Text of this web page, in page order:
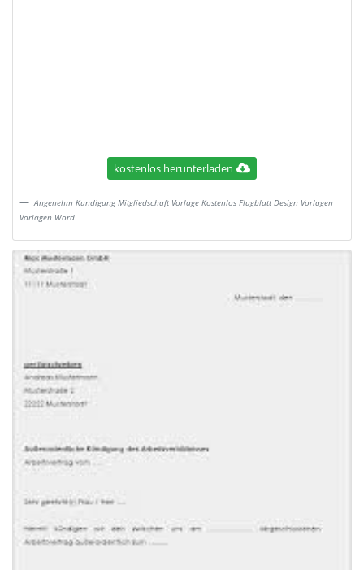
kostenlos herunterladen
Angenehm Kundigung Mitgliedschaft Vorlage Kostenlos Flugblatt Design Vorlagen
Vorlagen Word